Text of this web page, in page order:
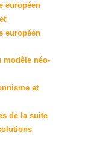
européen
européen
modèle néo-
et
de la suite